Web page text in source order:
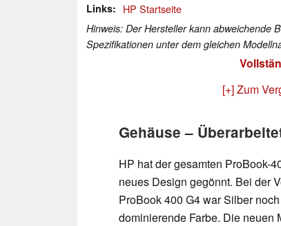
Links HP Startseite
Hinweis: Der Hersteller kann abweichende
Spezifikationen unter dem gleichen
[+] Zum
Gehäuse –
HP hat der gesamten ProBook-
neues Design gegönnt. Bei der
ProBook 400 G4 war Silber
dominierende Farbe. Die neuen